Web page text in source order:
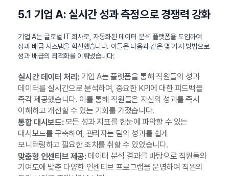
5.1 기업 A: 실시간 성과 측정으로 경쟁력 강화
기업 A는 글로벌 IT 회사로, 자동화된 데이터 분석 플랫폼을 도입하여
성과 배급 시스템을 혁신했습니다. 이들은 다음과 같은 몇 가지 방법으로
성과 배급의 최적화를 이뤄냈습니다:
실시간 데이터 처리:기업 A는 플랫폼을 통해 직원들의 성과
데이터를 실시간으로 분석하여, 중요한 KPI에 대한 피드백을
즉각 제공했습니다. 이를 통해 직원들은 자신의 성과를 즉시
이해하고 개선할 수 있는 기회를 가졌습니다.
통합 대시보드:모든 성과 지표를 한눈에 파악할 수 있는
대시보드를 구축하여, 관리자는 팀의 성과를 쉽게
모니터링하고 필요한 조치를 취할 수 있었습니다.
맞춤형 인센티브 제공:데이터 분석 결과를 바탕으로 직원들의
기여도에 맞춘 다양한 인센티브 프로그램을 운영하여 직원의